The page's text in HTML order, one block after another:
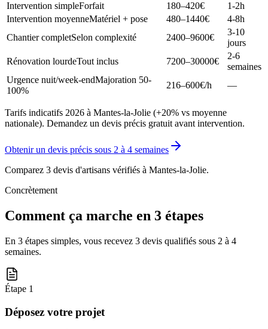
Intervention simpleForfait 180–420€
1-2h
Intervention moyenneMatériel + pose 480–1440€
4-8h
Chantier completSelon complexité 2400–9600€
3-10
jours
Rénovation lourdeTout inclus 7200–30000€
2-6
semaines
Urgence nuit/week-endMajoration 50-
100%
216–600€/h —
Tarifs indicatifs 2026 à Mantes-la-Jolie (+20% vs moyenne
nationale). Demandez un devis précis gratuit avant intervention.
Obtenir un devis précis sous 2 à 4 semaines
Comparez 3 devis d'artisans vérifiés à Mantes-la-Jolie.
Concrètement
Comment ça marche en 3 étapes
En 3 étapes simples, vous recevez 3 devis qualifiés sous 2 à 4
semaines.
Étape 1
Déposez votre projet